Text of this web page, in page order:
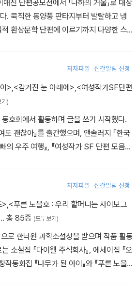
진 단편공모전에서 「나하의 거울」로 대상
. 묵직한 동양풍 판타지부터 발랄하고 냉
환상문학 단편에 이르기까지 다양한 스
양이 한 마리와 동거 중이다.
저자파일 신간알림 신청
>,<감겨진 눈 아래에>,<여성작가SF단편
기)
호회에서 활동하며 글을 쓰기 시작했다.
도 괜찮아』를 출간했으며, 앤솔러지 『한국
의 우주 여행』, 『여성작가 SF 단편 모음
저자파일 신간알림 신청
>,<푸른 노을호 : 우리 할머니는 사이보그
총 85종 (모두보기)
으로 한낙원 과학소설상을 받으며 작품 활동
소설집 『다이웰 주식회사』, 에세이집 『오
작동화집 『나무가 된 아이』와 『푸른 노을